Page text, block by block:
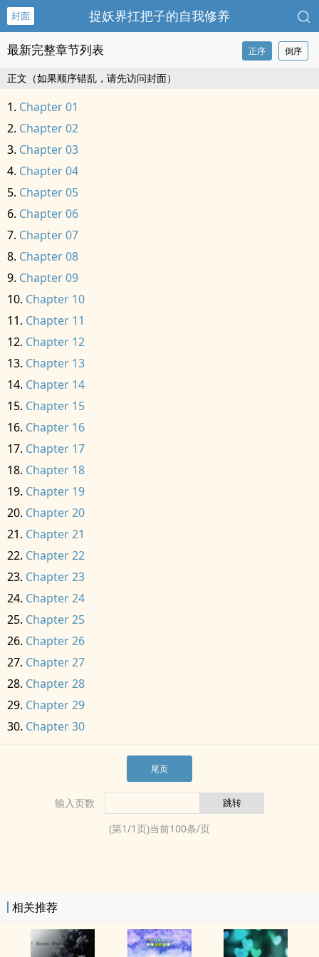
封面 捉妖界扛把子的自我修养
最新完整章节列表 正序 倒序
正文（如果顺序错乱，请先访问封面）
Chapter 01
Chapter 02
Chapter 03
Chapter 04
Chapter 05
Chapter 06
Chapter 07
Chapter 08
Chapter 09
Chapter 10
Chapter 11
Chapter 12
Chapter 13
Chapter 14
Chapter 15
Chapter 16
Chapter 17
Chapter 18
Chapter 19
Chapter 20
Chapter 21
Chapter 22
Chapter 23
Chapter 24
Chapter 25
Chapter 26
Chapter 27
Chapter 28
Chapter 29
Chapter 30
尾页
输入页数
(第1/1页)当前100条/页
相关推荐